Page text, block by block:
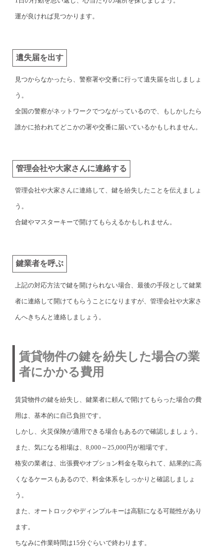
運が良ければ見つかります。
遺失届を出す
見つからなかったら、警察署や交番に行って遺失届を出しましょ
う。
全国の警察がネットワークでつながっているので、もしかしたら
誰かに拾われてどこかの署や交番に届いているかもしれません。
管理会社や大家さんに連絡する
管理会社や大家さんに連絡して、鍵を紛失したことを伝えましょ
う。
合鍵やマスターキーで開けてもらえるかもしれません。
鍵業者を呼ぶ
上記の対応方法で鍵を開けられない場合、最後の手段として鍵業
者に連絡して開けてもらうことになりますが、管理会社や大家さ
んへきちんと連絡しましょう。
賃貸物件の鍵を紛失した場合の業
者にかかる費用
賃貸物件の鍵を紛失し、鍵業者に頼んで開けてもらった場合の費
用は、基本的に自己負担です。
しかし、火災保険が適用できる場合もあるので確認しましょう。
また、気になる相場は、8,000～25,000円が相場です。
格安の業者は、出張費やオプション料金を取られて、結果的に高
くなるケースもあるので、料金体系をしっかりと確認しましょ
う。
また、オートロックやディンプルキーは高額になる可能性があり
ます。
ちなみに作業時間は15分ぐらいで終わります。